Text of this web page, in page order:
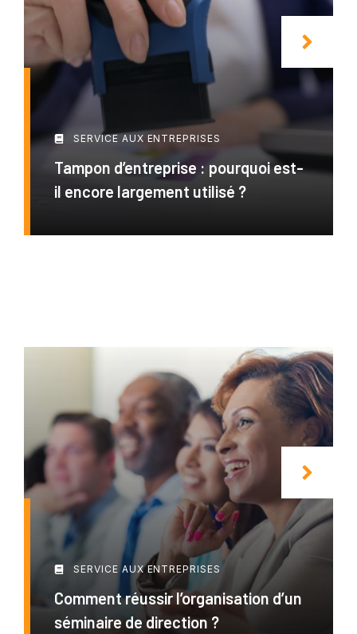
SERVICE AUX ENTREPRISES
Tampon d’entreprise : pourquoi est-
il encore largement utilisé ?
SERVICE AUX ENTREPRISES
Comment réussir l’organisation d’un
séminaire de direction ?